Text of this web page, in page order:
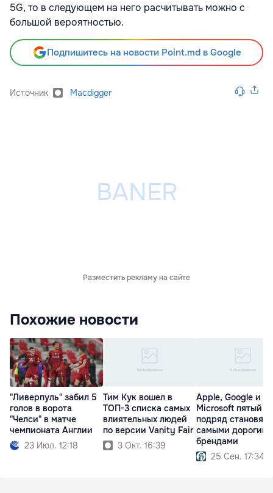
5G, то в следующем на него расчитывать можно с
большой вероятностью.
Подпишитесь на новости Point.md в Google
Источник Macdigger
Разместить рекламу на сайте
Похожие новости
"Ливерпуль" забил 5
голов в ворота
"Челси" в матче
чемпионата Англии
23 Июл. 12:18
Тим Кук вошел в
ТОП-3 списка самых
влиятельных людей
по версии Vanity Fair
3 Окт. 16:39
Apple, Google и
Microsoft пятый
подряд
самыми дорогими
брендами
25 Сен. 17:34